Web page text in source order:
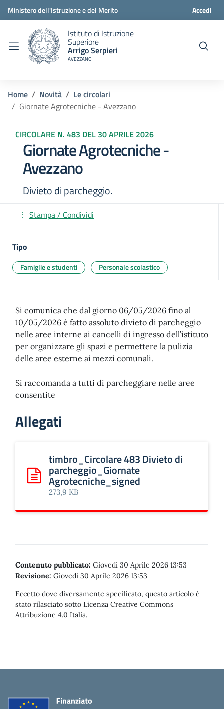
Ministero dell'Istruzione e del Merito Accedi
Istituto di Istruzione
Superiore
Arrigo Serpieri
AVEZZANO
Home Novità
Le circolari
Giornate Agrotecniche - Avezzano
CIRCOLARE N. 483 DEL 30 APRILE 2026
Giornate Agrotecniche -
Avezzano
Divieto di parcheggio.
Stampa / Condividi
Tipo
Famiglie e studenti Personale scolastico
Si comunica che dal giorno 06/05/2026 fino al
10/05/2026 è fatto assoluto divieto di parcheggio
nelle aree interne ai cancelli di ingresso dell’istituto
per organizzare gli spazi e permettere la pulizia
delle aree esterne ai mezzi comunali.
Si raccomanda a tutti di parcheggiare nelle aree
consentite
Allegati
Scarica: timbro_Circolare 483 Divieto di
timbro_Circolare 483 Divieto di
parcheggio_Giornate
Agrotecniche_signed
273,9 KB
Contenuto pubblicato: Giovedì 30 Aprile 2026 13:53 -
Revisione: Giovedì 30 Aprile 2026 13:53
Eccetto dove diversamente specificato, questo articolo è
stato rilasciato sotto Licenza Creative Commons
Attribuzione 4.0 Italia.